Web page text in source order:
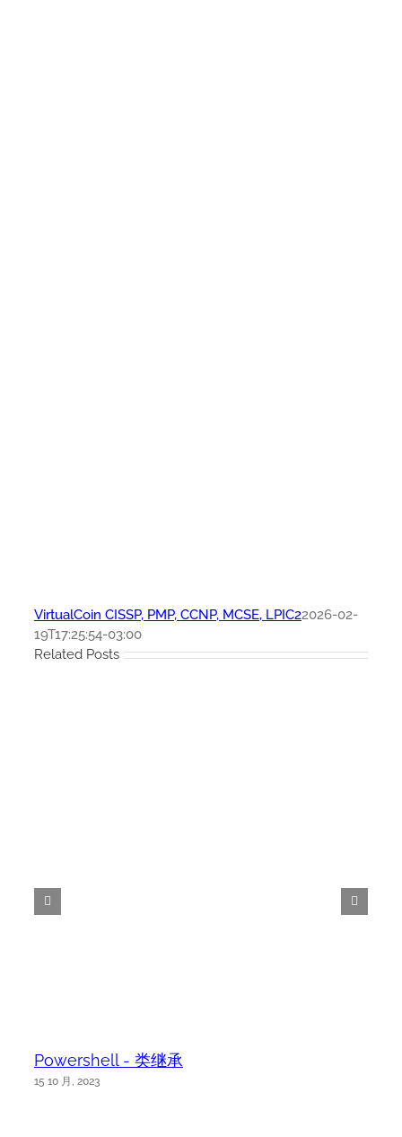
VirtualCoin CISSP, PMP, CCNP, MCSE, LPIC22026-02-
19T17:25:54-03:00
Related Posts
Powershell - 类继承
15 10 月, 2023